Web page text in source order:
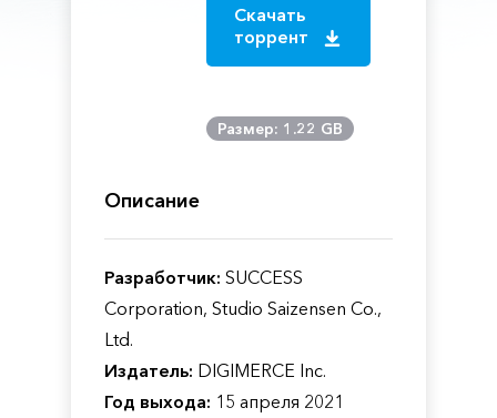
Скачать
торрент
Размер: 1.22 GB
Описание
Разработчик: SUCCESS
Corporation, Studio Saizensen Co.,
Ltd.
Издатель: DIGIMERCE Inc.
Год выхода: 15 апреля 2021